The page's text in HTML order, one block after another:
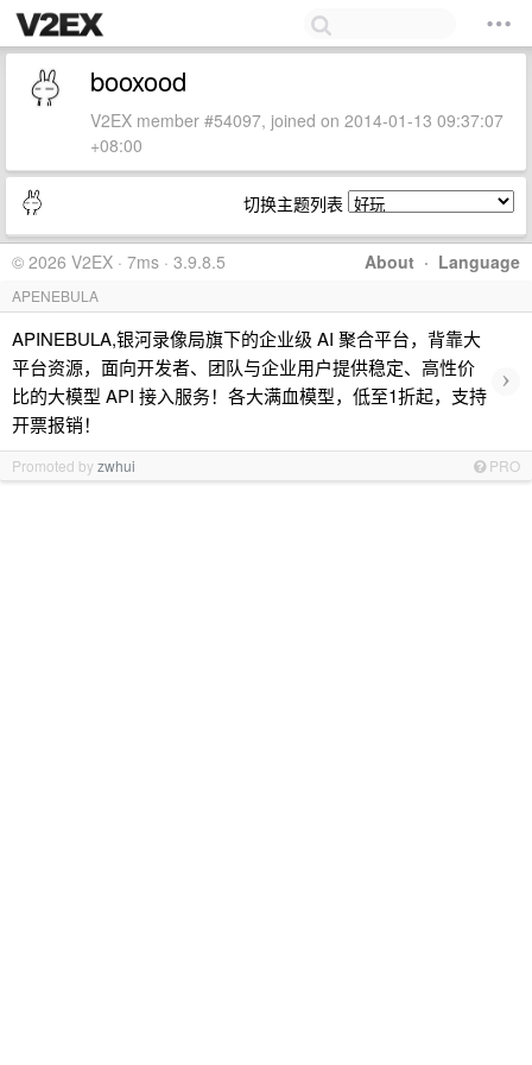
booxood
V2EX member #54097, joined on 2014-01-13 09:37:07
+08:00
切换主题列表
About · Language
© 2026 V2EX · 7ms · 3.9.8.5
APENEBULA
APINEBULA,银河录像局旗下的企业级 AI 聚合平台，背靠大
平台资源，面向开发者、团队与企业用户提供稳定、高性价
比的大模型 API 接入服务！各大满血模型，低至1折起，支持
开票报销！
›
Promoted byzwhui PRO